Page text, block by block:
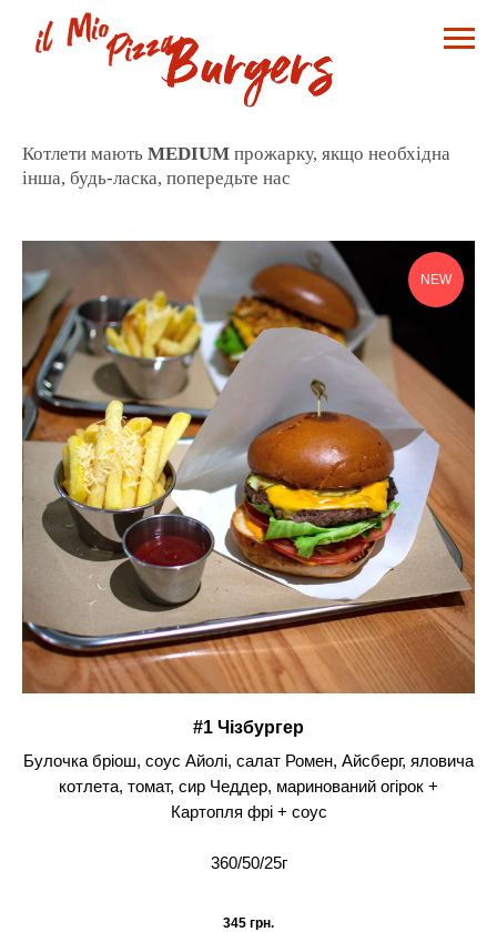
Котлети мають MEDIUM прожарку, якщо необхідна
інша, будь-ласка, попередьте нас
NEW
#1 Чізбургер
Булочка бріош, соус Айолі, салат Ромен, Айсберг, яловича
котлета, томат, сир Чеддер, маринований огірок +
Картопля фрі + соус
360/50/25г
345 грн.